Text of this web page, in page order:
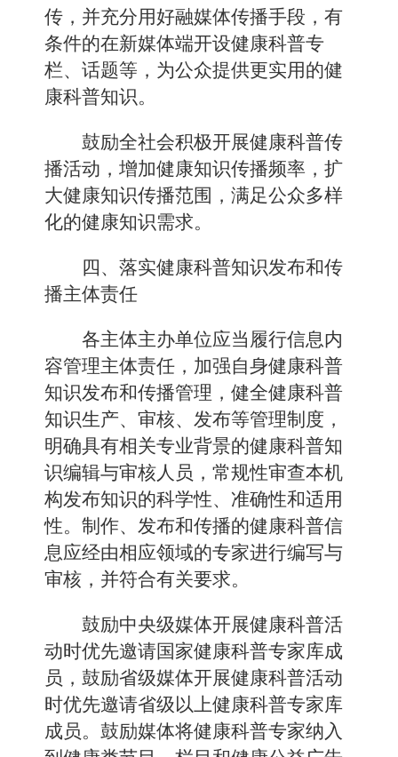
传，并充分用好融媒体传播手段，有
条件的在新媒体端开设健康科普专
栏、话题等，为公众提供更实用的健
康科普知识。
鼓励全社会积极开展健康科普传
播活动，增加健康知识传播频率，扩
大健康知识传播范围，满足公众多样
化的健康知识需求。
四、落实健康科普知识发布和传
播主体责任
各主体主办单位应当履行信息内
容管理主体责任，加强自身健康科普
知识发布和传播管理，健全健康科普
知识生产、审核、发布等管理制度，
明确具有相关专业背景的健康科普知
识编辑与审核人员，常规性审查本机
构发布知识的科学性、准确性和适用
性。制作、发布和传播的健康科普信
息应经由相应领域的专家进行编写与
审核，并符合有关要求。
鼓励中央级媒体开展健康科普活
动时优先邀请国家健康科普专家库成
员，鼓励省级媒体开展健康科普活动
时优先邀请省级以上健康科普专家库
成员。鼓励媒体将健康科普专家纳入